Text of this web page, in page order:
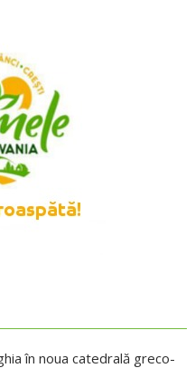
în noua catedrală greco-